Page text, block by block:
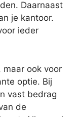
Daarnaast
je kantoor.
ieder
maar ook voor
optie. Bij
vast bedrag
de